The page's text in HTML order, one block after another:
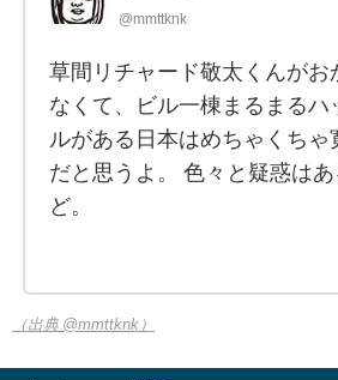
@mmttknk
草間リチャード敬太くんがお
なくて、ビル一棟まるまるハ
ルがある日本はめちゃくちゃ
だと思うよ。 色々と疑惑は
ど。
（出典 @mmttknk）